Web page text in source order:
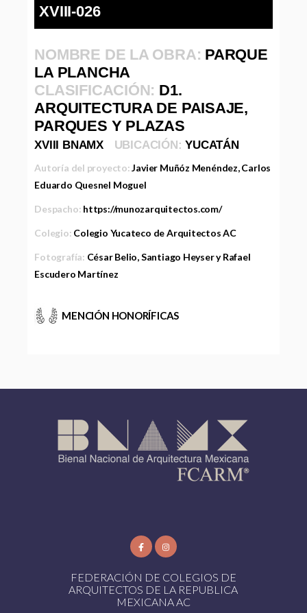
XVIII-026
NOMBRE DE LA OBRA: PARQUE
LA PLANCHA
CLASIFICACIÓN: D1.
ARQUITECTURA DE PAISAJE,
PARQUES Y PLAZAS
XVIII BNAMX UBICACIÓN:YUCATÁN
Autoría del proyecto:Javier Muñóz Menéndez, Carlos
Eduardo Quesnel Moguel
Despacho: https://munozarquitectos.com/
Colegio: Colegio Yucateco de Arquitectos AC
Fotografía: César Belio, Santiago Heyser y Rafael
Escudero Martínez
MENCIÓN HONORÍFICAS
FEDERACIÓN DE COLEGIOS DE
ARQUITECTOS DE LA REPUBLICA
MEXICANA AC